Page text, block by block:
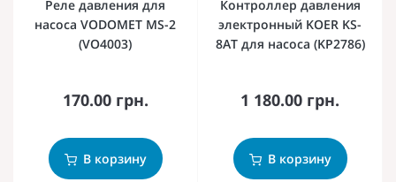
Реле давления для
насоса VODOMET MS-2
(VO4003)
170.00 грн.
В корзину
Контроллер давления
электронный KOER KS-
8AT для насоса (KP2786)
1 180.00 грн.
В корзину